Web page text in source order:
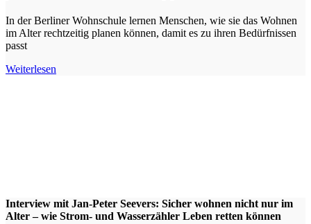
In der Berliner Wohnschule lernen Menschen, wie sie das Wohnen
im Alter rechtzeitig planen können, damit es zu ihren Bedürfnissen
passt
Weiterlesen
Interview mit Jan-Peter Seevers: Sicher wohnen nicht nur im
Alter – wie Strom- und Wasserzähler Leben retten können